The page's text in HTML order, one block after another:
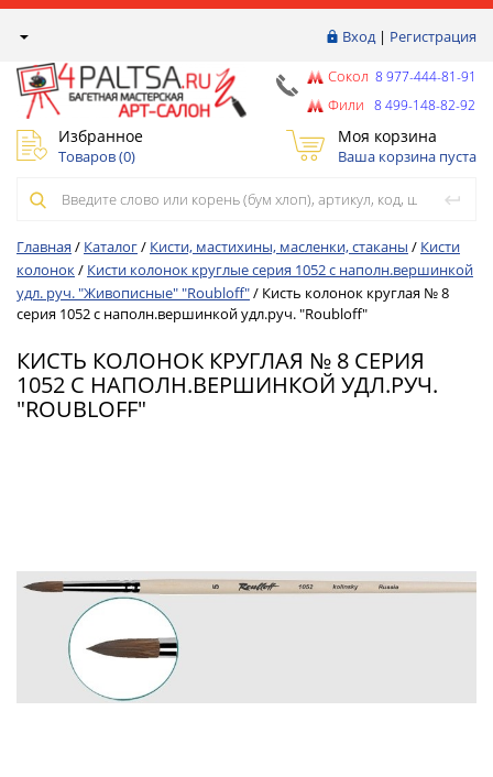
Вход| Регистрация
Сокол 8 977-444-81-91
Фили 8 499-148-82-92
Избранное
Товаров (0)
Моя корзина
Ваша корзина пуста
Главная / Каталог/ Кисти, мастихины, масленки, стаканы / Кисти
колонок/ Кисти колонок круглые серия 1052 с наполн.вершинкой
удл. руч. "Живописные" "Roubloff"/ Кисть колонок круглая № 8
серия 1052 с наполн.вершинкой удл.руч. "Roubloff"
КИСТЬ КОЛОНОК КРУГЛАЯ № 8 СЕРИЯ
1052 С НАПОЛН.ВЕРШИНКОЙ УДЛ.РУЧ.
"ROUBLOFF"